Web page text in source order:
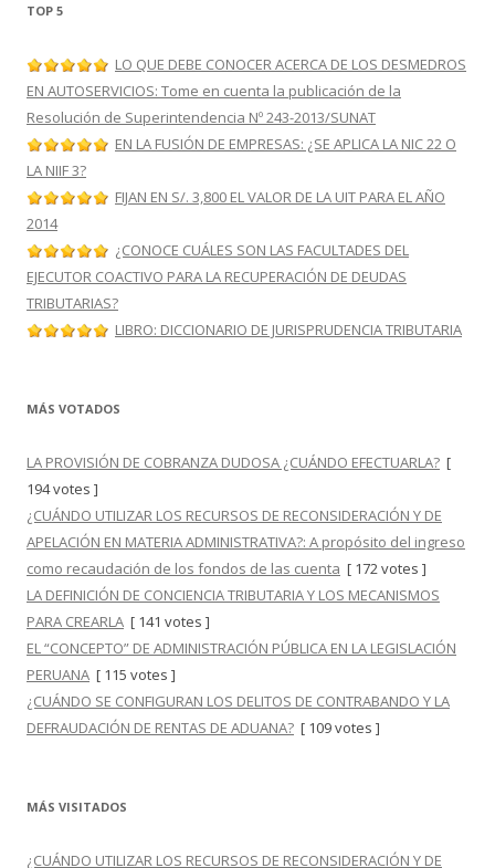
TOP 5
LO QUE DEBE CONOCER ACERCA DE LOS DESMEDROS
EN AUTOSERVICIOS: Tome en cuenta la publicación de la
Resolución de Superintendencia Nº 243-2013/SUNAT
EN LA FUSIÓN DE EMPRESAS: ¿SE APLICA LA NIC 22 O
LA NIIF 3?
FIJAN EN S/. 3,800 EL VALOR DE LA UIT PARA EL AÑO
2014
¿CONOCE CUÁLES SON LAS FACULTADES DEL
EJECUTOR COACTIVO PARA LA RECUPERACIÓN DE DEUDAS
TRIBUTARIAS?
LIBRO: DICCIONARIO DE JURISPRUDENCIA TRIBUTARIA
MÁS VOTADOS
LA PROVISIÓN DE COBRANZA DUDOSA ¿CUÁNDO EFECTUARLA? [
194 votes ]
¿CUÁNDO UTILIZAR LOS RECURSOS DE RECONSIDERACIÓN Y DE
APELACIÓN EN MATERIA ADMINISTRATIVA?: A propósito del ingreso
como recaudación de los fondos de las cuenta [ 172 votes ]
LA DEFINICIÓN DE CONCIENCIA TRIBUTARIA Y LOS MECANISMOS
PARA CREARLA [ 141 votes ]
EL “CONCEPTO” DE ADMINISTRACIÓN PÚBLICA EN LA LEGISLACIÓN
PERUANA [ 115 votes ]
¿CUÁNDO SE CONFIGURAN LOS DELITOS DE CONTRABANDO Y LA
DEFRAUDACIÓN DE RENTAS DE ADUANA? [ 109 votes ]
MÁS VISITADOS
¿CUÁNDO UTILIZAR LOS RECURSOS DE RECONSIDERACIÓN Y DE